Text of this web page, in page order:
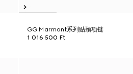
GG Marmont系列贴颈项链
1 016 500 Ft